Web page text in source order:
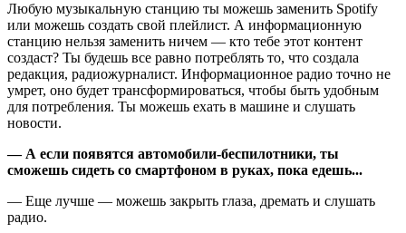
Любую музыкальную станцию ты можешь заменить Spotify
или можешь создать свой плейлист. А информационную
станцию нельзя заменить ничем — кто тебе этот контент
создаст? Ты будешь все равно потреблять то, что создала
редакция, радиожурналист. Информационное радио точно не
умрет, оно будет трансформироваться, чтобы быть удобным
для потребления. Ты можешь ехать в машине и слушать
новости.
— А если появятся автомобили-беспилотники, ты
сможешь сидеть со смартфоном в руках, пока едешь...
— Еще лучше — можешь закрыть глаза, дремать и слушать
радио.